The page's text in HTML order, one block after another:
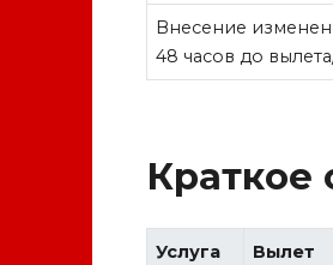
Внесение
48 часов до
Краткое
Услуга Вылет